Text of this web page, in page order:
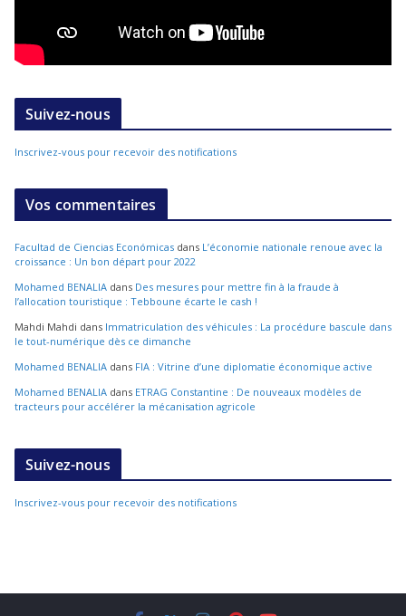
Suivez-nous
Inscrivez-vous pour recevoir des notifications
Vos commentaires
Facultad de Ciencias Económicas dans L’économie nationale renoue avec la
croissance : Un bon départ pour 2022
Mohamed BENALIA dans Des mesures pour mettre fin à la fraude à
l’allocation touristique : Tebboune écarte le cash !
Mahdi Mahdi dans Immatriculation des véhicules : La procédure bascule dans
le tout-numérique dès ce dimanche
Mohamed BENALIA dans FIA : Vitrine d’une diplomatie économique active
Mohamed BENALIA dans ETRAG Constantine : De nouveaux modèles de
tracteurs pour accélérer la mécanisation agricole
Suivez-nous
Inscrivez-vous pour recevoir des notifications